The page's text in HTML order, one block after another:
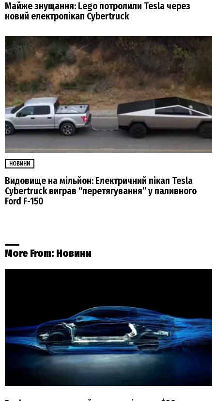
Майже знущання: Lego потролили Tesla через
новий електропікап Cybertruck
НОВИНИ
Видовище на мільйон: Електричний пікап Tesla
Cybertruck виграв “перетягування” у паливного
Ford F-150
More From: Новини